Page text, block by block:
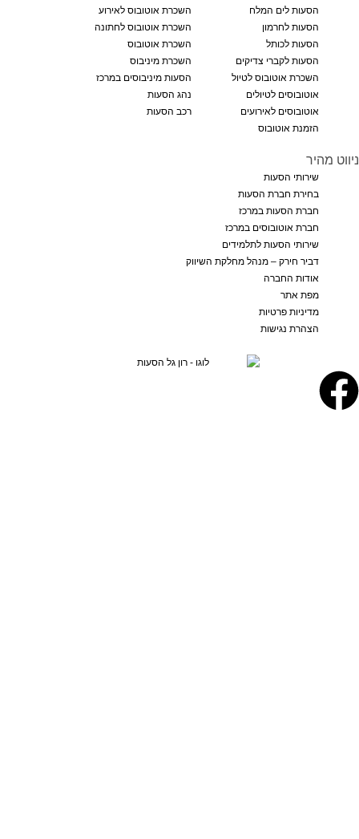
הסעות לים המלח
הסעות לחרמון
הסעות לכותל
הסעות לקברי צדיקים
השכרת אוטובוס לטיול
אוטובוסים לטיולים
אוטובוסים לאירועים
הזמנת אוטובוס
השכרת אוטובוס לאירוע
השכרת אוטובוס לחתונה
השכרת אוטובוס
השכרת מיניבוס
הסעות מיניבוסים במרכז
נהג הסעות
רכב הסעות
ניווט מהיר
שירותי הסעות
בחירת חברת הסעות
חברת הסעות במרכז
חברת אוטובוסים במרכז
שירותי הסעות לתלמידים
דביר חירק – מנהל מחלקת השיווק
אודות החברה
מפת אתר
מדיניות פרטיות
הצהרת נגישות